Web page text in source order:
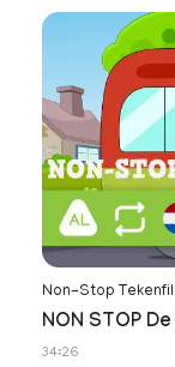
Non-Stop
NON STOP
34:26